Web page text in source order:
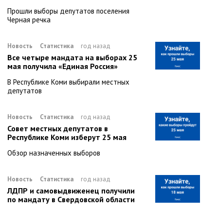
Прошли выборы депутатов поселения
Черная речка
Новость Статистика год назад
Все четыре мандата на выборах 25
мая получила «Единая Россия»
В Республике Коми выбирали местных
депутатов
Новость Статистика год назад
Совет местных депутатов в
Республике Коми изберут 25 мая
Обзор назначенных выборов
Новость Статистика год назад
ЛДПР и самовыдвиженец получили
по мандату в Свердовской области